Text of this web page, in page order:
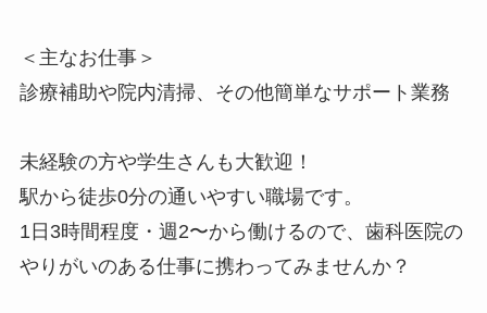
＜主なお仕事＞
診療補助や院内清掃、その他簡単なサポート業務
未経験の方や学生さんも大歓迎！
駅から徒歩0分の通いやすい職場です。
1日3時間程度・週2〜から働けるので、歯科医院の
やりがいのある仕事に携わってみませんか？